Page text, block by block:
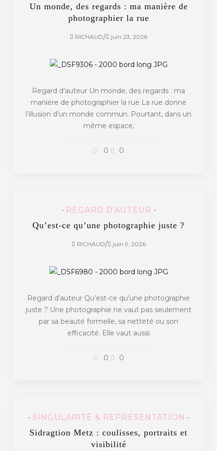
Un monde, des regards : ma manière de
photographier la rue
RICHAUD/ juin 23, 2026
Regard d’auteur Un monde, des regards : ma
manière de photographier la rue La rue donne
l’illusion d’un monde commun. Pourtant, dans un
même espace,
0 0
- REGARD D’AUTEUR -
Qu’est-ce qu’une photographie juste ?
RICHAUD/ juin 9, 2026
Regard d’auteur Qu’est-ce qu’une photographie
juste ? Une photographie ne vaut pas seulement
par sa beauté formelle, sa netteté ou son
efficacité. Elle vaut aussi
0 0
- SINGULARITÉ & REPRÉSENTATION -
Sidragtion Metz : coulisses, portraits et
visibilité